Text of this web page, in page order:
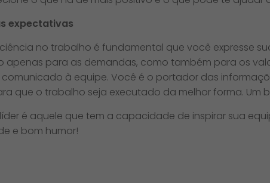
expectativas
no trabalho é fundamental que você expresse
apenas para as demandas, como também para os
comunicado à equipe. Você é o portador das
que o trabalho seja executado da melhor forma. Um
é aquele que tem a capacidade de inspirar sua
e bom humor!